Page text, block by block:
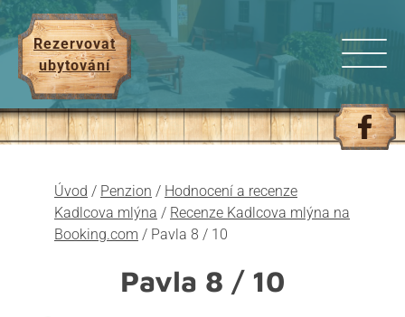
Rezervovat
ubytování
Úvod / Penzion / Hodnocení a recenze
Kadlcova mlýna / Recenze Kadlcova mlýna na
Booking.com / Pavla 8 / 10
Pavla 8 / 10